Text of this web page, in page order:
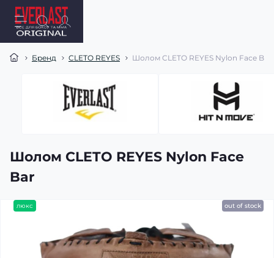
Бренд CLETO REYES Шолом CLETO REYES Nylon Face Bar
Шолом CLETO REYES Nylon Face
Bar
люкс out of stock